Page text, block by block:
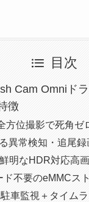
目次
Cam Omniド
徴
方位撮影で死角ゼ
異常検知・追尾録
明なHDR対応高
ド不要のeMMCス
車監視＋タイム